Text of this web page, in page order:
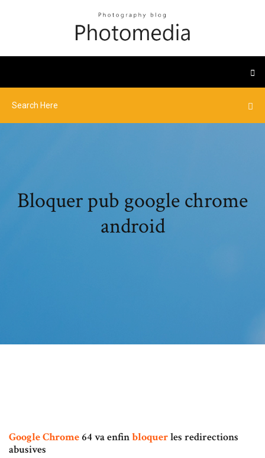
Bloquer pub google chrome
android
GoogleChrome 64 va enfinbloquerles redirections
abusives